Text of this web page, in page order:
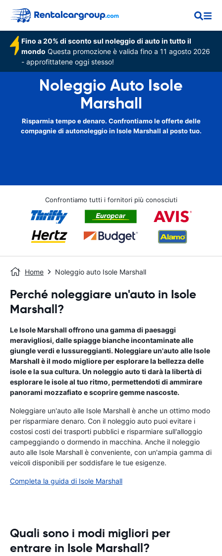
Fino a 20% di sconto sul noleggio di auto in tutto il
mondo Questa promozione è valida fino a 11 agosto 2026
- approfittatene oggi stesso!
Noleggio Auto Isole
Marshall
Risparmia tempo e denaro. Confrontiamo le offerte delle
compagnie di autonoleggio in Isole Marshall al posto tuo.
Confrontiamo tutti i fornitori più conosciuti
Home Noleggio auto Isole Marshall
Perché noleggiare un'auto in Isole
Marshall?
Le Isole Marshall offrono una gamma di paesaggi
meravigliosi, dalle spiagge bianche incontaminate alle
giungle verdi e lussureggianti. Noleggiare un'auto alle Isole
Marshall è il modo migliore per esplorare la bellezza delle
isole e la sua cultura. Un noleggio auto ti darà la libertà di
esplorare le isole al tuo ritmo, permettendoti di ammirare
panorami mozzafiato e scoprire gemme nascoste.
Noleggiare un'auto alle Isole Marshall è anche un ottimo modo
per risparmiare denaro. Con il noleggio auto puoi evitare i
costosi costi dei trasporti pubblici e risparmiare sull'alloggio
campeggiando o dormendo in macchina. Anche il noleggio
auto alle Isole Marshall è conveniente, con un'ampia gamma di
veicoli disponibili per soddisfare le tue esigenze.
Completa la guida di Isole Marshall
Quali sono i modi migliori per
entrare in Isole Marshall?